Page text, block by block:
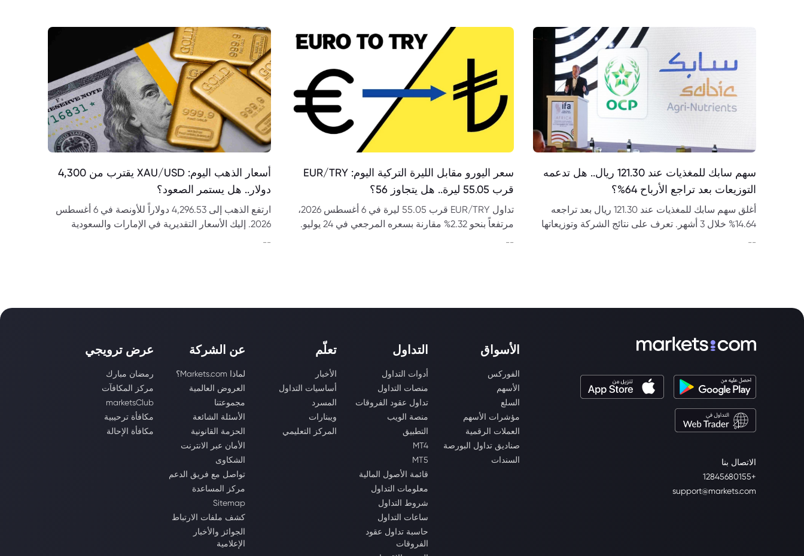
سهم سابك للمغذيات عند 121.30 ريال.. هل تدعمه
التوزيعات بعد تراجع الأرباح 64%؟
أغلق سهم سابك للمغذيات عند 121.30 ريال بعد تراجعه
14.64% خلال 3 أشهر. تعرف على نتائج الشركة وتوزيعاتها
--
سعر اليورو مقابل الليرة التركية اليوم: EUR/TRY
قرب 55.05 ليرة.. هل يتجاوز 56؟
تداول EUR/TRY قرب 55.05 ليرة في 6 أغسطس 2026،
مرتفعاً بنحو 2.32% مقارنة بسعره المرجعي في 24 يوليو.
--
أسعار الذهب اليوم: XAU/USD يقترب من 4,300
دولار.. هل يستمر الصعود؟
ارتفع الذهب إلى 4,296.53 دولاراً للأونصة في 6 أغسطس
2026. إليك الأسعار التقديرية في الإمارات والسعودية
--
الاتصال بنا
+12845680155
support@markets.com
الأسواق
الفوركس
الأسهم
السلع
مؤشرات الأسهم
العملات الرقمية
صناديق تداول البورصة
السندات
التداول
أدوات التداول
منصات التداول
تداول عقود الفروقات
منصة الويب
التطبيق
MT4
MT5
قائمة الأصول المالية
معلومات التداول
شروط التداول
ساعات التداول
حاسبة تداول عقود
الفروقات
تعلّم
الأخبار
أساسيات التداول
المسرد
ويبنارات
المركز التعليمي
عن الشركة
لماذا Markets.com؟
العروض العالمية
مجموعتنا
الأسئلة الشائعة
الحزمة القانونية
الأمان عبر الانترنت
الشكاوى
تواصل مع فريق الدعم
مركز المساعدة
Sitemap
كشف ملفات الارتباط
الجوائز والأخبار
الإعلامية
عرض ترويجي
رمضان مبارك
مركز المكافآت
marketsClub
مكافأة ترحيبية
مكافأة الإحالة